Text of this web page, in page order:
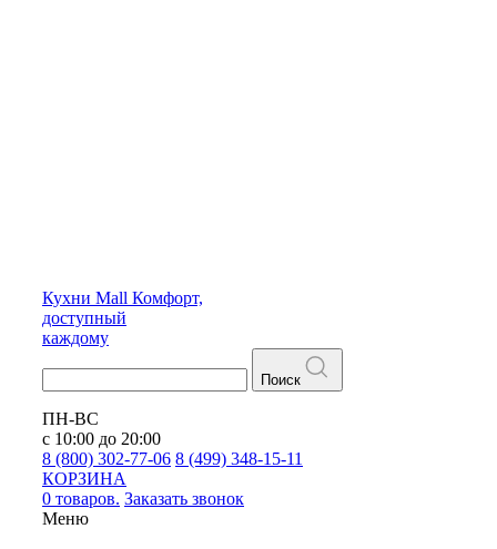
Кухни Mall Комфорт,
доступный
каждому
Поиск
ПН-ВС
с 10:00 до 20:00
8 (800) 302-77-06 8 (499) 348-15-11
КОРЗИНА
0 товаров. Заказать звонок
Меню